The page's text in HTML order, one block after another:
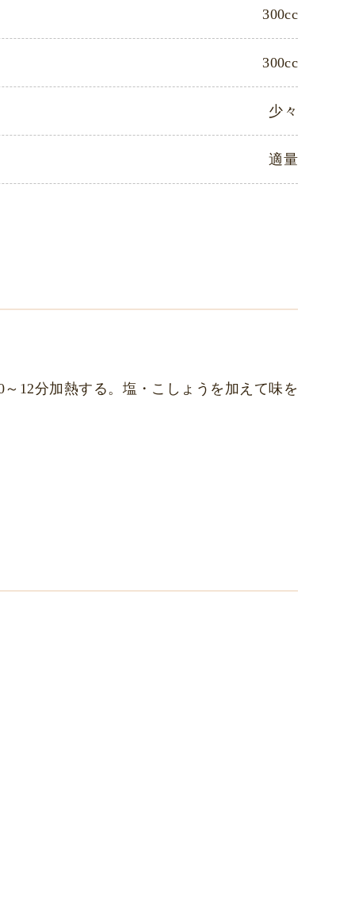
300cc
300cc
少々
適量
12分加熱する。塩・こしょうを加えて味を